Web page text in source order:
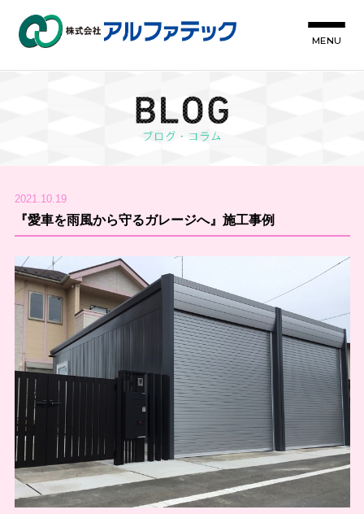
MENU
2021.10.19
『愛車を雨風から守るガレージへ』施工事例